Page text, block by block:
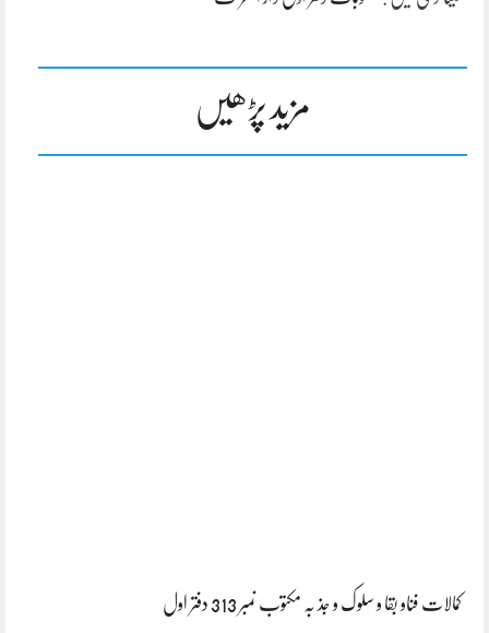
مزید پڑھیں
کمالات فناو بقا و سلوک و جذ بہ مکتوب نمبر 313 دفتر اول